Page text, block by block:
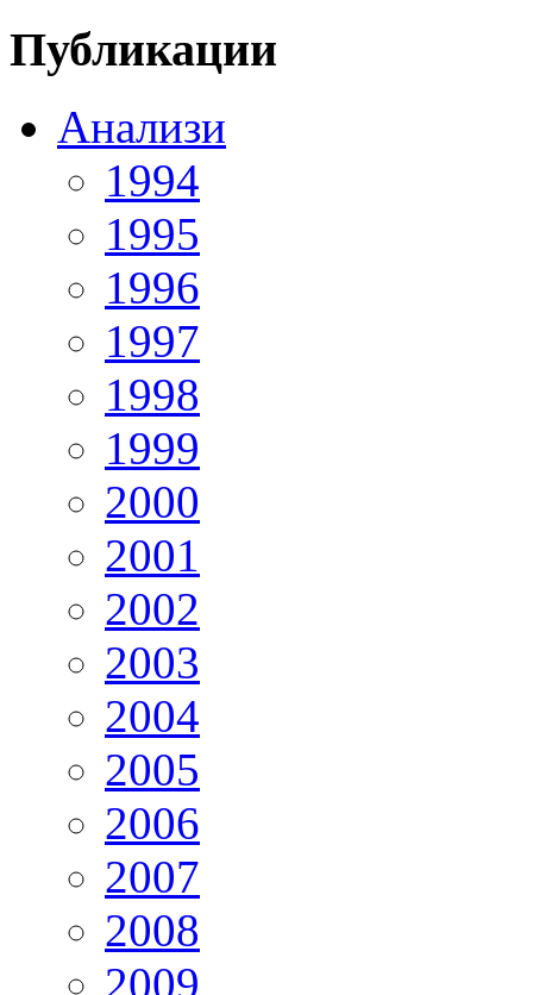
Публикации
Анализи
1994
1995
1996
1997
1998
1999
2000
2001
2002
2003
2004
2005
2006
2007
2008
2009